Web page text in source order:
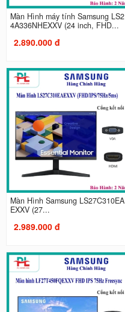
Màn Hình máy tính Samsung LS2
4A336NHEXXV (24 inch, FHD...
2.890.000 đ
Màn Hình Samsung LS27C310EA
EXXV (27...
2.989.000 đ